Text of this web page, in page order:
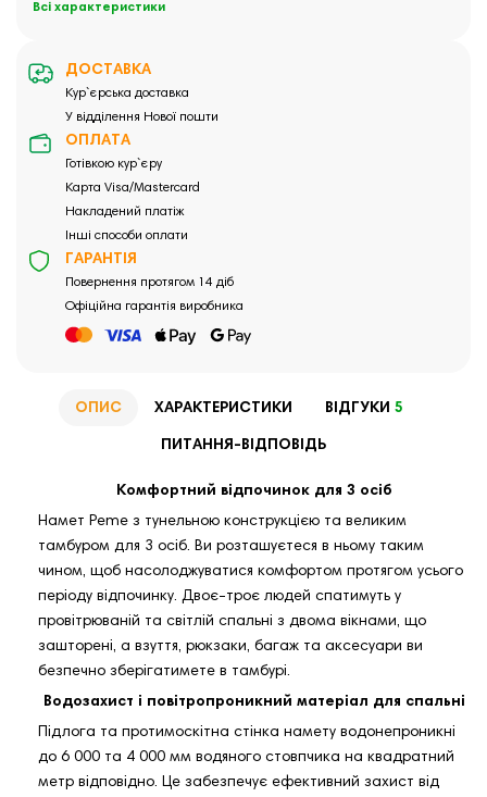
Всі характеристики
ДОСТАВКА
Кур`єрська доставка
У відділення Нової пошти
ОПЛАТА
Готівкою кур`єру
Карта Visa/Mastercard
Накладений платіж
Інші способи оплати
ГАРАНТІЯ
Повернення протягом 14 діб
Офіційна гарантія виробника
ОПИС ХАРАКТЕРИСТИКИ ВІДГУКИ 5
ПИТАННЯ-ВІДПОВІДЬ
Комфортний відпочинок для 3 осіб
Намет Peme з тунельною конструкцією та великим
тамбуром для 3 осіб. Ви розташуєтеся в ньому таким
чином, щоб насолоджуватися комфортом протягом усього
періоду відпочинку. Двоє-троє людей спатимуть у
провітрюваній та світлій спальні з двома вікнами, що
зашторені, а взуття, рюкзаки, багаж та аксесуари ви
безпечно зберігатимете в тамбурі.
Водозахист і повітропроникний матеріал для спальні
Підлога та протимоскітна стінка намету водонепроникні
до 6 000 та 4 000 мм водяного стовпчика на квадратний
метр відповідно. Це забезпечує ефективний захист від